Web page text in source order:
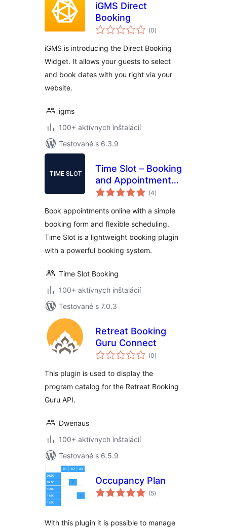
iGMS Direct
Booking
(0celkové
hodnotenie
)
iGMS is introducing the Direct Booking
Widget. It allows your guests to select
and book dates with you right via your
website.
igms
100+ aktívnych inštalácií
Testované s 6.3.9
Time Slot – Booking
and Appointment
System
(4celkové
hodnotenie
)
Book appointments online with a simple
booking form and flexible scheduling.
Time Slot is a lightweight booking plugin
with a powerful booking system.
Time Slot Booking
100+ aktívnych inštalácií
Testované s 7.0.3
Retreat Booking
Guru Connect
(0celkové
hodnotenie
)
This plugin is used to display the
program catalog for the Retreat Booking
Guru API.
Dwenaus
100+ aktívnych inštalácií
Testované s 6.5.9
Occupancy Plan
(5celkové
hodnotenie
)
With this plugin it is possible to manage